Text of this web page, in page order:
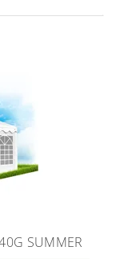
SUMMER